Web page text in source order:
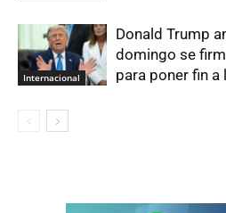
Internacional
Donald Trump
domingo se
para poner fin a